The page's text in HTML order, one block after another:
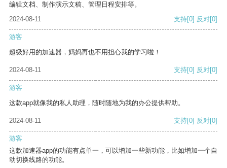
编辑文档、制作演示文稿、管理日程安排等。
2024-08-11
支持[0] 反对[0]
游客
超级好用的加速器，妈妈再也不用担心我的学习啦！
2024-08-11 支持[0] 反对[0]
游客
这款app就像我的私人助理，随时随地为我的办公提供帮助。
2024-08-11 支持[0] 反对[0]
游客
这款加速器app的功能有点单一，可以增加一些新功能，比如增加一个自
动切换线路的功能。